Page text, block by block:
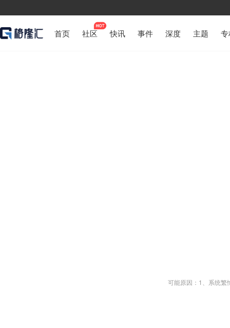
首页 社区 快讯 事件 深度 主题
可能原因：1、系统繁